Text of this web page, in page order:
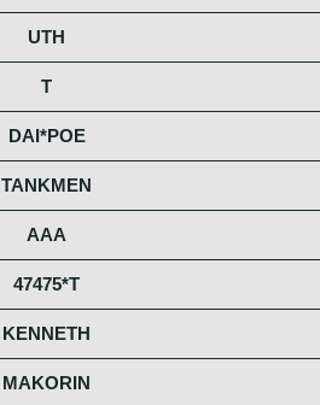
UTH
T
DAI*POE
TANKMEN
AAA
47475*T
KENNETH
MAKORIN